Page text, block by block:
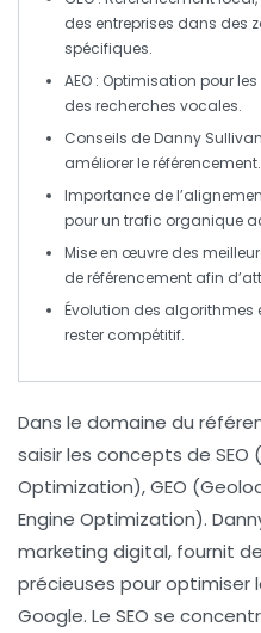
des entreprises dans des
spécifiques.
AEO : Optimisation pour
des recherches vocales.
Conseils deDanny Sullivan
améliorer leréférencement.
Importance de
pour un trafic organique
Mise en œuvre des
de référencement afin
Évolution des
rester compétitif.
Dans le domaine du
saisir les concepts de SEO
Optimization),GEO
Engine Optimization).
marketing digital, fournit
précieuses pour optimiser
Google. Le SEO se